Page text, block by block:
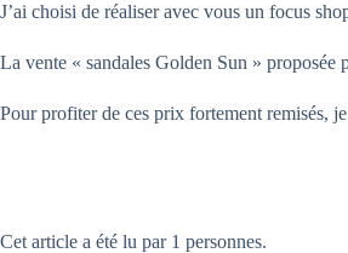
J’ai choisi de réaliser avec vous un focus
La vente « sandales Golden Sun » proposée
Pour profiter de ces prix fortement remisés,
Cet article a été lu par 1 personnes.